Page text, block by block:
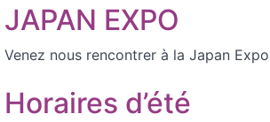
JAPAN EXPO
Venez nous rencontrer à la Japan
Horaires d’été